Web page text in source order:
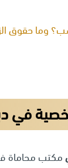
حقوق
في
مكتب محاماة